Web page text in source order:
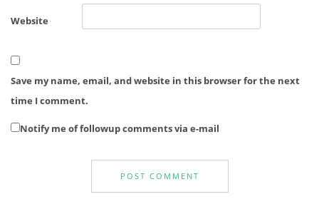
Website
Save my name, email, and website in this browser for the next
time I comment.
Notify me of followup comments via e-mail